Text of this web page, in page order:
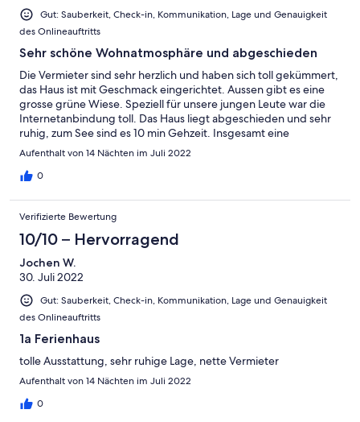
Gut: Sauberkeit, Check-in, Kommunikation, Lage und Genauigkeit
des Onlineauftritts
Sehr schöne Wohnatmosphäre und abgeschieden
Die Vermieter sind sehr herzlich und haben sich toll gekümmert,
das Haus ist mit Geschmack eingerichtet. Aussen gibt es eine
grosse grüne Wiese. Speziell für unsere jungen Leute war die
Internetanbindung toll. Das Haus liegt abgeschieden und sehr
ruhig, zum See sind es 10 min Gehzeit. Insgesamt eine
Empfehlung.
Aufenthalt von 14 Nächten im Juli 2022
0
Verifizierte Bewertung
10/10 – Hervorragend
Jochen W.
30. Juli 2022
Gut: Sauberkeit, Check-in, Kommunikation, Lage und Genauigkeit
des Onlineauftritts
1a Ferienhaus
tolle Ausstattung, sehr ruhige Lage, nette Vermieter
Aufenthalt von 14 Nächten im Juli 2022
0